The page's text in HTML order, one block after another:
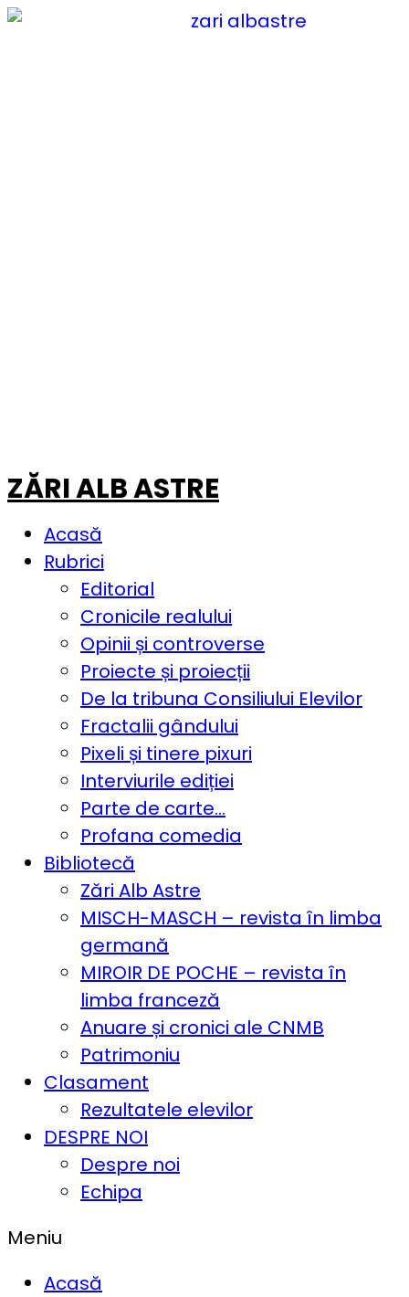
ZĂRI ALB ASTRE
Acasă
Rubrici
Editorial
Cronicile realului
Opinii și controverse
Proiecte și proiecții
De la tribuna Consiliului Elevilor
Fractalii gândului
Pixeli și tinere pixuri
Interviurile ediției
Parte de carte…
Profana comedia
Bibliotecă
Zări Alb Astre
MISCH-MASCH – revista în limba
germană
MIROIR DE POCHE – revista în
limba franceză
Anuare și cronici ale CNMB
Patrimoniu
Clasament
Rezultatele elevilor
DESPRE NOI
Despre noi
Echipa
Meniu
Acasă